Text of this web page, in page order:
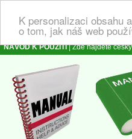
K personalizaci obsahu
o tom, jak náš web
NÁVOD K POUŽITÍ| Zde najdete